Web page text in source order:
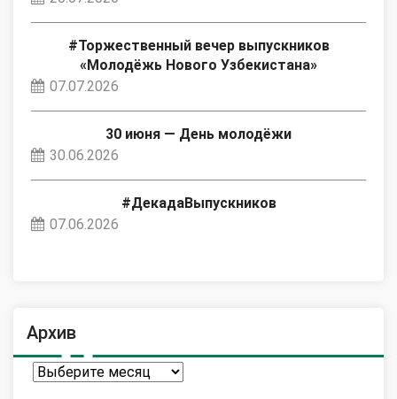
#Торжественный вечер выпускников
«Молодёжь Нового Узбекистана»
07.07.2026
30 июня — День молодёжи
30.06.2026
#ДекадаВыпускников
07.06.2026
Архив
Архив